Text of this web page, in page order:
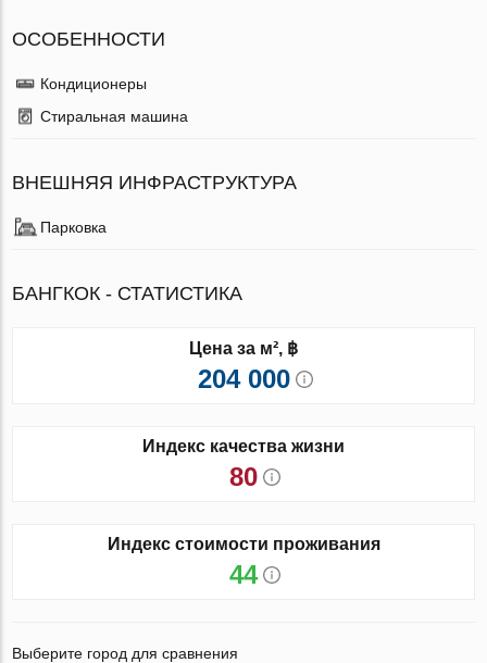
ОСОБЕННОСТИ
Кондиционеры
Стиральная машина
ВНЕШНЯЯ ИНФРАСТРУКТУРА
Парковка
БАНГКОК - СТАТИСТИКА
Цена за м², ฿
204 000
Индекс качества жизни
80
Индекс стоимости проживания
44
Выберите город для сравнения